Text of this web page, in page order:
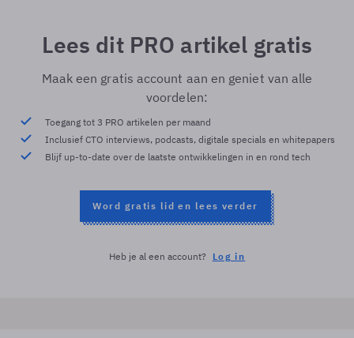
Lees dit PRO artikel gratis
Maak een gratis account aan en geniet van alle
voordelen:
Toegang tot 3 PRO artikelen per maand
Inclusief CTO interviews, podcasts, digitale specials en whitepapers
Blijf up-to-date over de laatste ontwikkelingen in en rond tech
Word gratis lid en lees verder
Heb je al een account? Log in